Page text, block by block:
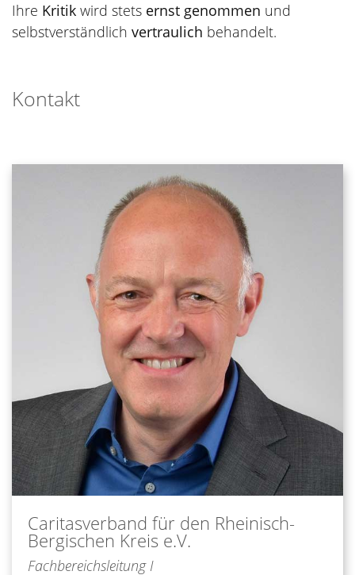
Ihre Kritik wird stets ernst genommen und
selbstverständlich vertraulich behandelt.
Kontakt
Caritasverband für den Rheinisch-
Bergischen Kreis e.V.
Fachbereichsleitung I